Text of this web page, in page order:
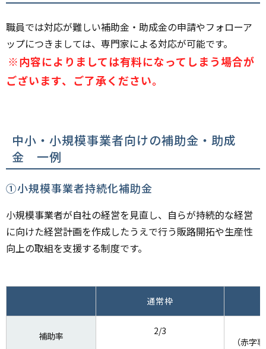
職員では対応が難しい補助金・助成金の申請やフォローア
ップにつきましては、専門家による対応が可能です。
※内容によりましては有料になってしまう場合が
ございます、ご了承ください。
中小・小規模事業者向けの補助金・助成
金 一例
①小規模事業者持続化補助金
小規模事業者が自社の経営を見直し、自らが持続的な経営
に向けた経営計画を作成したうえで行う販路開拓や生産性
向上の取組を支援する制度です。
通常枠
補助率
2/3
（赤字